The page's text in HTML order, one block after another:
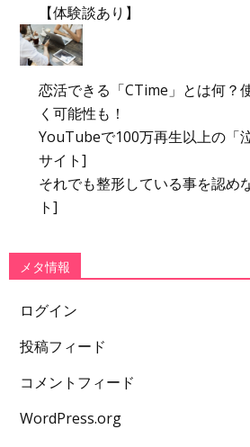
【体験談あり】
恋活できる「CTime」とは何？
く可能性も！
YouTubeで100万再生以上の「
サイト]
それでも整形している事を認め
ト]
メタ情報
ログイン
投稿フィード
コメントフィード
WordPress.org